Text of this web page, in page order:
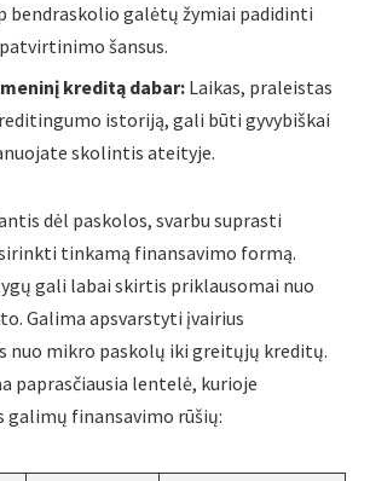
bendraskolio galėtų žymiai padidinti
šansus.
kreditą dabar: Laikas, praleistas
istoriją, gali būti gyvybiškai
skolintis ateityje.
dėl paskolos, svarbu suprasti
tinkamą finansavimo formą.
gali labai skirtis priklausomai nuo
Galima apsvarstyti įvairius
nuo mikro paskolų iki greitųjų kreditų.
paprasčiausia lentelė, kurioje
galimų finansavimo rūšių: